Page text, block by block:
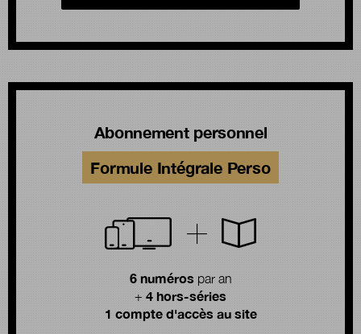
Abonnement personnel
Formule Intégrale Perso
6 numérospar an
+ 4 hors-séries
1 compte d'accès au site